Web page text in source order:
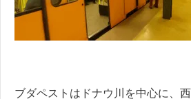
ブダペストはドナウ川を中心に、